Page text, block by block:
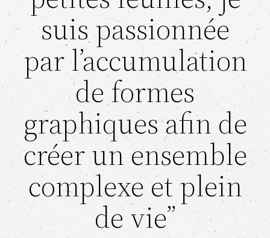
suis passionnée
par l’accumulation
de formes
graphiques afin de
créer un ensemble
complexe et plein
de vie”